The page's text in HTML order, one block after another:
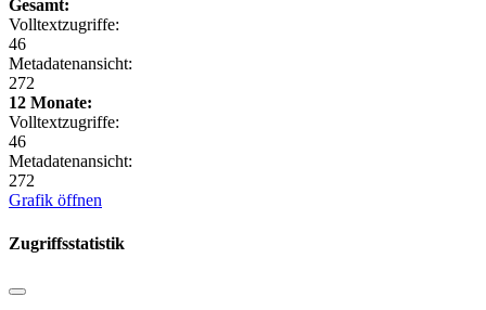
Gesamt:
Volltextzugriffe:
46
Metadatenansicht:
272
12 Monate:
Volltextzugriffe:
46
Metadatenansicht:
272
Grafik öffnen
Zugriffsstatistik